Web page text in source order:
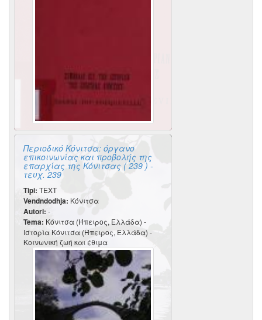
Περιοδικό Κόνιτσα: όργανο
επικοινωνίας και προβολής της
επαρχίας της Κόνιτσας ( 239 ) -
τευχ. 239
Tipi: TEXT
Vendndodhja: Κόνιτσα
Autori: -
Tema: Κόνιτσα (Ήπειρος, Ελλάδα) -
Ιστορία Κόνιτσα (Ήπειρος, Ελλάδα) -
Κοινωνική ζωή και έθιμα